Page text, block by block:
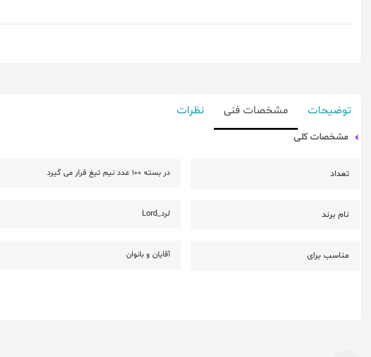
توضیحات مشخصات فنی نظرات
مشخصات کلی
تعداد در بسته 100 عدد نیم تیغ قرار می گیرد
نام برند لرد_Lord
مناسب برای آقایان و بانوان